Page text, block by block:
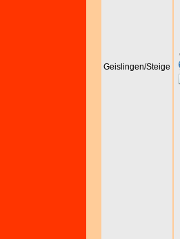
Geislingen/Steige